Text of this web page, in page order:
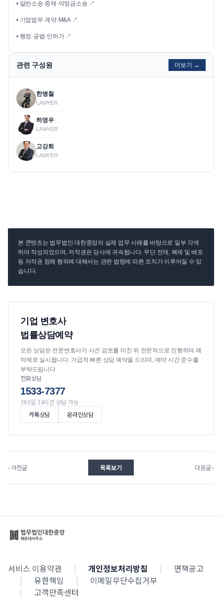
• 일반소송·중재·약정금소송 ↗
• 기업법무·계약·M&A ↗
• 행정·공법·인허가 ↗
관련 구성원 더보기 →
한병철
LAWYER
하영우
LAWYER
고강희
LAWYER
본 콘텐츠는 법무법인 대한중앙의 실제 업무 사례를 바탕으로 일부 각색
하여 작성되었으며, 저작권은 당사에 귀속됩니다. 무단 전재, 복제 및 배포
등 저작권 침해 행위에 대해서는 관련 법령에 따른 조치가 이루어질 수 있
습니다.
기업 변호사
법률상담예약
모든 상담은 전문변호사가 사건 검토를 마친 뒤 전문적으로 진행하며 예
약제로 실시됩니다. 가급적 빠른 상담 예약을 드리며, 예약 시간 준수를
부탁드립니다.
전화상담
1533-7377
365일 24시간 상담 가능
카톡상담
온라인상담
‹ 이전글 목록보기 다음글 ›
서비스 이용약관 | 개인정보처리방침 |
면책공고
|
유한책임 |
이메일무단수집거부
|
고객만족센터